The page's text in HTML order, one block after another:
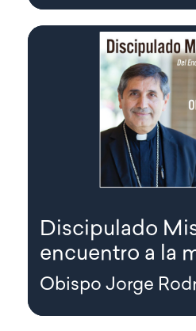
Discipulado
encuentro a la
Obispo Jorge